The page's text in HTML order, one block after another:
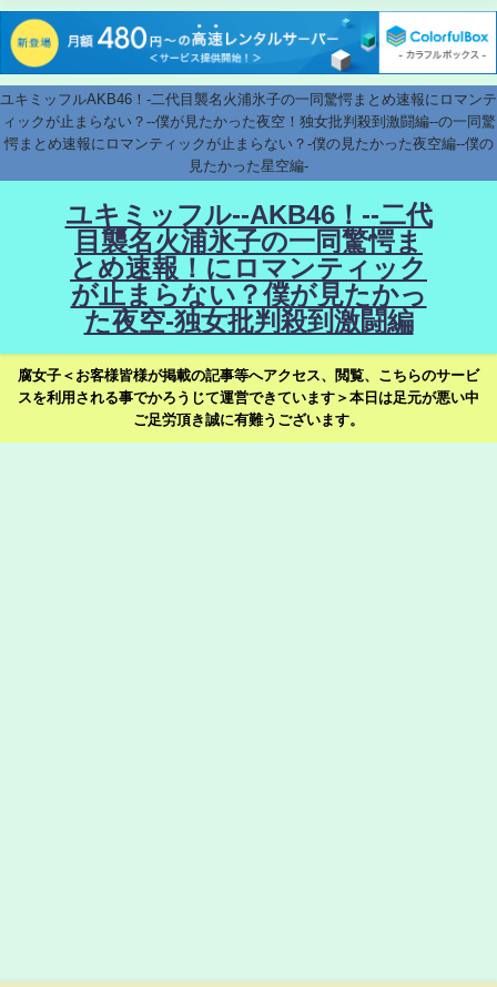
ユキミッフルAKB46！-二代目襲名火浦氷子の一同驚愕まとめ速報にロマンテ
ィックが止まらない？--僕が見たかった夜空！独女批判殺到激闘編--の一同驚
愕まとめ速報にロマンティックが止まらない？-僕の見たかった夜空編--僕の
見たかった星空編-
ユキミッフル--AKB46！--二代
目襲名火浦氷子の一同驚愕ま
とめ速報！にロマンティック
が止まらない？僕が見たかっ
た夜空-独女批判殺到激闘編
腐女子＜お客様皆様が掲載の記事等へアクセス、閲覧、こちらのサービ
スを利用される事でかろうじて運営できています＞本日は足元が悪い中
ご足労頂き誠に有難うございます。